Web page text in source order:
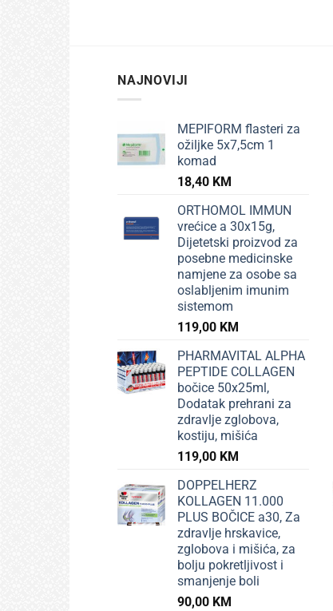
NAJNOVIJI
MEPIFORM flasteri za
ožiljke 5x7,5cm 1
komad
18,40 KM
ORTHOMOL IMMUN
vrećice a 30x15g,
Dijetetski proizvod za
posebne medicinske
namjene za osobe sa
oslabljenim imunim
sistemom
119,00 KM
PHARMAVITAL ALPHA
PEPTIDE COLLAGEN
bočice 50x25ml,
Dodatak prehrani za
zdravlje zglobova,
kostiju, mišića
119,00 KM
DOPPELHERZ
KOLLAGEN 11.000
PLUS BOČICE a30, Za
zdravlje hrskavice,
zglobova i mišića, za
bolju pokretljivost i
smanjenje boli
90,00 KM